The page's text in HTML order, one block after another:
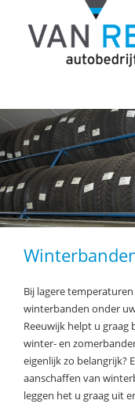
Bij lagere
winterbanden onder
Reeuwijk helpt u graag
winter- en
eigenlijk zo belangrijk?
aanschaffen van
leggen het u graag uit